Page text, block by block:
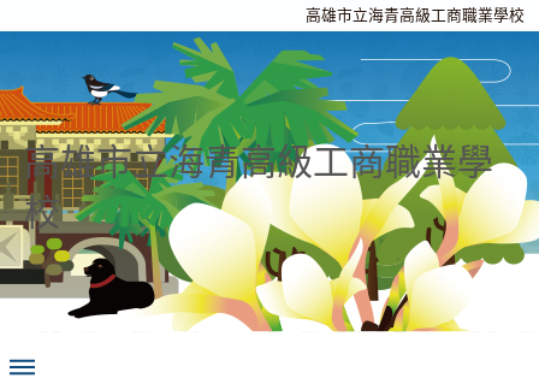
高雄市立海青高級工商職業學校
高雄市立海青高級工商職業學
校